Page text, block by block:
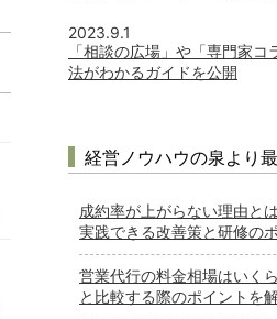
2023.9.1
「相談の広場」や「専門家
法がわかるガイドを公開
経営ノウハウの泉より
成約率が上がらない理由と
実践できる改善策と研修の
営業代行の料金相場はいく
と比較する際のポイントを